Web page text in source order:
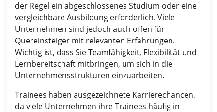
der Regel ein abgeschlossenes Studium oder eine
vergleichbare Ausbildung erforderlich. Viele
Unternehmen sind jedoch auch offen für
Quereinsteiger mit relevanten Erfahrungen.
Wichtig ist, dass Sie Teamfähigkeit, Flexibilität und
Lernbereitschaft mitbringen, um sich in die
Unternehmensstrukturen einzuarbeiten.
Trainees haben ausgezeichnete Karrierechancen,
da viele Unternehmen ihre Trainees häufig in